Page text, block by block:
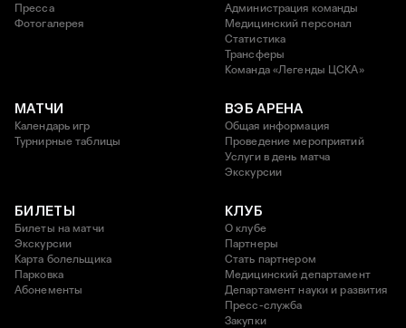
Пресса
Фотогалерея
Администрация команды
Медицинский персонал
Статистика
Трансферы
Команда «Легенды ЦСКА»
МАТЧИ
Календарь игр
Турнирные таблицы
ВЭБ АРЕНА
Общая информация
Проведение мероприятий
Услуги в день матча
Экскурсии
БИЛЕТЫ
Билеты на матчи
Экскурсии
Карта болельщика
Парковка
Абонементы
КЛУБ
О клубе
Партнеры
Стать партнером
Медицинский департамент
Департамент науки и развития
Пресс-служба
Закупки